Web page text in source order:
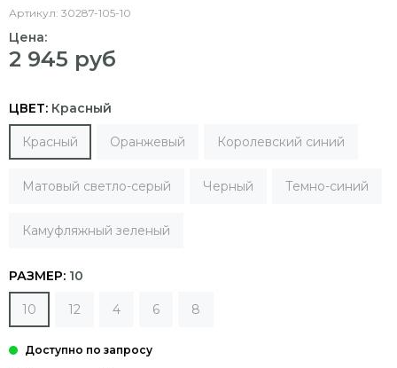
Артикул: 30287-105-10
Цена:
2 945 руб
ЦВЕТ: Красный
Красный Оранжевый Королевский синий
Матовый cветло-серый Черный Темно-синий
Камуфляжный зеленый
РАЗМЕР: 10
10 12 4 6 8